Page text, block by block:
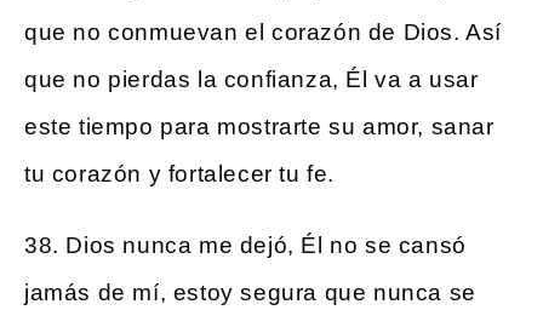
que no conmuevan el corazón de Dios. Así
que no pierdas la confianza, Él va a usar
este tiempo para mostrarte su amor, sanar
tu corazón y fortalecer tu fe.
38. Dios nunca me dejó, Él no se cansó
jamás de mí, estoy segura que nunca se